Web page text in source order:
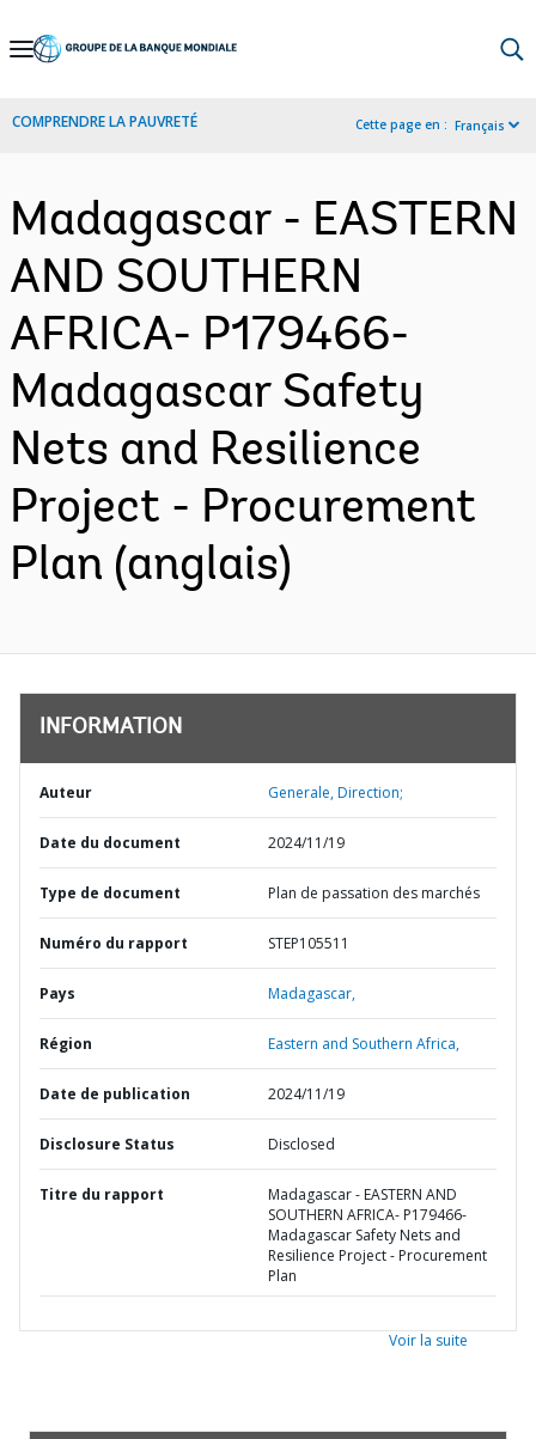
Skip
Navigation
COMPRENDRE LA PAUVRETÉ Cette page en : Français
Madagascar - EASTERN
AND SOUTHERN
AFRICA- P179466-
Madagascar Safety
Nets and Resilience
Project - Procurement
Plan (anglais)
INFORMATION
Auteur Generale, Direction;
Date du document 2024/11/19
Type de document Plan de passation des marchés
Numéro du rapport STEP105511
Pays Madagascar,
Région Eastern and Southern Africa,
Date de publication 2024/11/19
Disclosure Status Disclosed
Titre du rapport
Madagascar - EASTERN AND
SOUTHERN AFRICA- P179466-
Madagascar Safety Nets and
Resilience Project - Procurement
Plan
Voir la suite